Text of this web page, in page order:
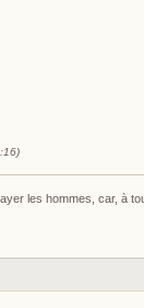
les hommes, car, à